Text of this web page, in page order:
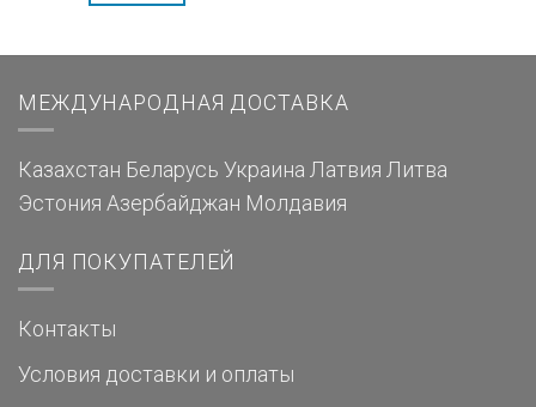
МЕЖДУНАРОДНАЯ ДОСТАВКА
Казахстан Беларусь Украина Латвия Литва
Эстония Азербайджан Молдавия
ДЛЯ ПОКУПАТЕЛЕЙ
Контакты
Условия доставки и оплаты